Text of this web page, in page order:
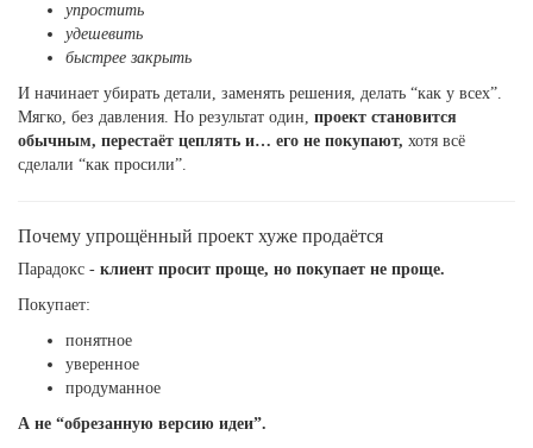
упростить
удешевить
быстрее закрыть
И начинает убирать детали, заменять решения, делать “как у всех”.
Мягко, без давления. Но результат один, проект становится
обычным, перестаёт цеплять и… его не покупают, хотя всё
сделали “как просили”.
Почему упрощённый проект хуже продаётся
Парадокс - клиент просит проще, но покупает не проще.
Покупает:
понятное
уверенное
продуманное
А не “обрезанную версию идеи”.